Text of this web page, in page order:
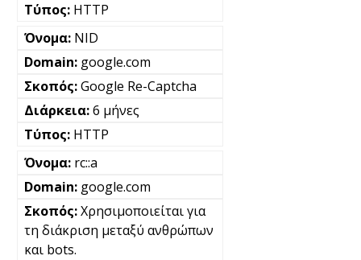
HTTP
NID
google.com
Google Re-Captcha
6 μήνες
HTTP
rc::a
google.com
Χρησιμοποιείται για
τη διάκριση μεταξύ ανθρώπων
και bots.